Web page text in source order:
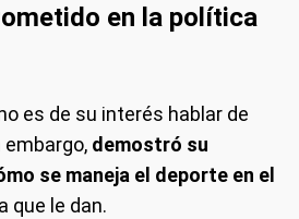
en la política
es de su interés hablar de
demostró su
se maneja el deporte en el
que le dan.